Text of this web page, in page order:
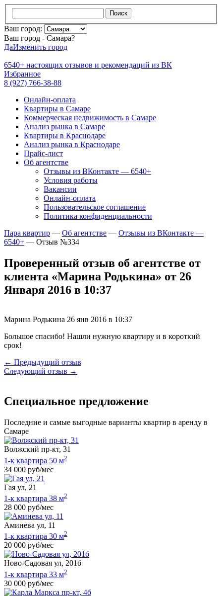
Поиск
Ваш город:
Ваш город - Самара?
ДаИзменить город
6540+ настоящих отзывов и рекомендаций из ВК
Избранное
8 (927) 766-38-88
Онлайн-оплата
Квартиры в Самаре
Коммерческая недвижимость в Самаре
Анализ рынка в Самаре
Квартиры в Краснодаре
Анализ рынка в Краснодаре
Прайс-лист
Об агентстве
Отзывы из ВКонтакте — 6540+
Условия работы
Вакансии
Онлайн-оплата
Пользовательское соглашение
Политика конфиденциальности
Пара квартир — Об агентстве — Отзывы из ВКонтакте —
6540+ — Отзыв №334
Проверенный отзыв об агентстве от
клиента «Марина Родькина» от 26
Января 2016 в 10:37
Марина Родькина 26 янв 2016 в 10:37
Большое спасибо! Нашли нужную квартиру и в короткий
срок!
← Предыдущий отзыв
Следующий отзыв →
Специальное предложение
Последние и самые выгодные варианты квартир в аренду в
Самаре
Волжский пр-кт, 31
1-к квартира 50 м2
34 000 руб/мес
Гая ул, 21
1-к квартира 38 м2
28 000 руб/мес
Аминева ул, 11
1-к квартира 30 м2
20 000 руб/мес
Ново-Садовая ул, 201б
1-к квартира 33 м2
30 000 руб/мес